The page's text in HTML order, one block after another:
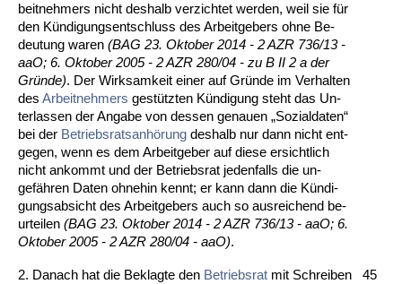
beit­neh­mers nicht des­halb ver­zich­tet wer­den, weil sie für
den Kündi­gungsent­schluss des Ar­beit­ge­bers oh­ne Be­
deu­tung wa­ren (BAG 23. Ok­to­ber 2014 - 2 AZR 736/13 -
aaO; 6. Ok­to­ber 2005 - 2 AZR 280/04 - zu B II 2 a der
Grün­de). Der Wirk­sam­keit ei­ner auf Gründe im Ver­hal­ten
des Ar­beit­neh­mers ge­stütz­ten Kündi­gung steht das Un­
ter­las­sen der An­ga­be von des­sen ge­nau­en „So­zi­al­da­ten“
bei der Be­triebs­rats­anhörung des­halb nur dann nicht ent­
ge­gen, wenn es dem Ar­beit­ge­ber auf die­se er­sicht­lich
nicht an­kommt und der Be­triebs­rat je­den­falls die un­
gefähren Da­ten oh­ne­hin kennt; er kann dann die Kündi­
gungs­ab­sicht des Ar­beit­ge­bers auch so aus­rei­chend be­
ur­tei­len (BAG 23. Ok­to­ber 2014 - 2 AZR 736/13 - aaO; 6.
Ok­to­ber 2005 - 2 AZR 280/04 - aaO).
2. Da­nach hat die Be­klag­te den Be­triebs­rat mit Schrei­ben
45